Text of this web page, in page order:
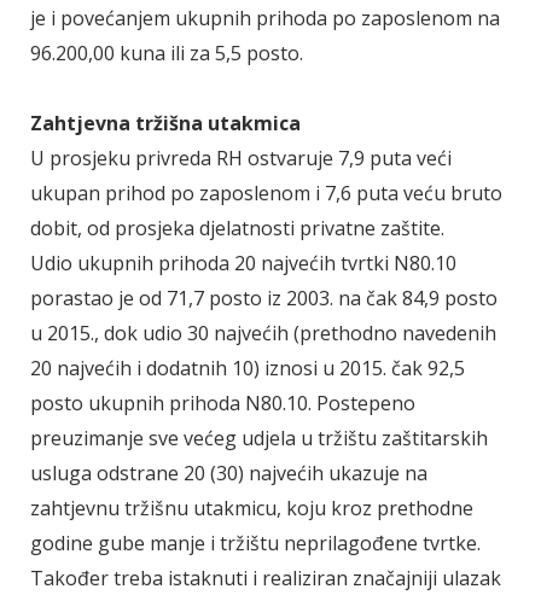
je i povećanjem ukupnih prihoda po zaposlenom na
96.200,00 kuna ili za 5,5 posto.
Zahtjevna tržišna utakmica
U prosjeku privreda RH ostvaruje 7,9 puta veći
ukupan prihod po zaposlenom i 7,6 puta veću bruto
dobit, od prosjeka djelatnosti privatne zaštite.
Udio ukupnih prihoda 20 najvećih tvrtki N80.10
porastao je od 71,7 posto iz 2003. na čak 84,9 posto
u 2015., dok udio 30 najvećih (prethodno navedenih
20 najvećih i dodatnih 10) iznosi u 2015. čak 92,5
posto ukupnih prihoda N80.10. Postepeno
preuzimanje sve većeg udjela u tržištu zaštitarskih
usluga odstrane 20 (30) najvećih ukazuje na
zahtjevnu tržišnu utakmicu, koju kroz prethodne
godine gube manje i tržištu neprilagođene tvrtke.
Također treba istaknuti i realiziran značajniji ulazak